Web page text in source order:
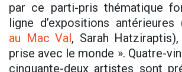
par ce parti-pris thématique
ligne d’expositions antérieures
au Mac Val, Sarah
prise avec le monde ». Quatre-
cinquante-deux artistes sont